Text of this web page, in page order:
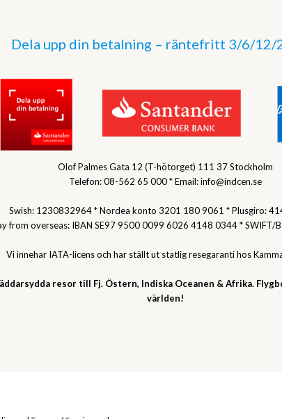
Dela upp din betalning – räntefritt 3/6/12/
Olof Palmes Gata 12 (T-hötorget) 111 37 Stockholm
Telefon: 08-562 65 000 * Email: info@indcen.se
Swish: 1230832964 * Nordea konto 3201 180 9061 * Plusgiro:
from overseas: IBAN SE97 9500 0099 6026 4148 0344 * SWIFT/
Vi innehar IATA-licens och har ställt ut statlig resegaranti hos
resor till Fj. Östern, Indiska Oceanen & Afrika.
världen!